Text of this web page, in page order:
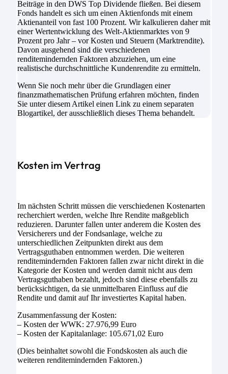
Beiträge in den DWS Top Dividende fließen. Bei diesem
Fonds handelt es sich um einen Aktienfonds mit einem
Aktienanteil von fast 100 Prozent. Wir kalkulieren daher mit
einer Wertentwicklung des Welt-Aktienmarktes von 9
Prozent pro Jahr – vor Kosten und Steuern (Marktrendite).
Davon ausgehend sind die verschiedenen
renditemindernden Faktoren abzuziehen, um eine
realistische durchschnittliche Kundenrendite zu ermitteln.
Wenn Sie noch mehr über die Grundlagen einer
finanzmathematischen Prüfung erfahren möchten, finden
Sie unter diesem Artikel einen Link zu einem separaten
Blogartikel, der ausschließlich dieses Thema behandelt.
Kosten im Vertrag
Im nächsten Schritt müssen die verschiedenen Kostenarten
recherchiert werden, welche Ihre Rendite maßgeblich
reduzieren. Darunter fallen unter anderem die Kosten des
Versicherers und der Fondsanlage, welche zu
unterschiedlichen Zeitpunkten direkt aus dem
Vertragsguthaben entnommen werden. Die weiteren
renditemindernden Faktoren fallen zwar nicht direkt in die
Kategorie der Kosten und werden damit nicht aus dem
Vertragsguthaben bezahlt, jedoch sind diese ebenfalls zu
berücksichtigen, da sie unmittelbaren Einfluss auf die
Rendite und damit auf Ihr investiertes Kapital haben.
Zusammenfassung der Kosten:
– Kosten der WWK: 27.976,99 Euro
– Kosten der Kapitalanlage: 105.671,02 Euro
(Dies beinhaltet sowohl die Fondskosten als auch die
weiteren renditemindernden Faktoren.)